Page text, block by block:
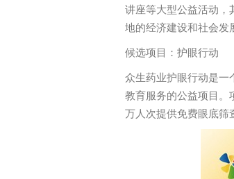
讲座等大型公益活动，
地的经济建设和社会发
候选项目：护眼行动
众生药业护眼行动是
教育服务的公益项目
万人次提供免费眼底筛